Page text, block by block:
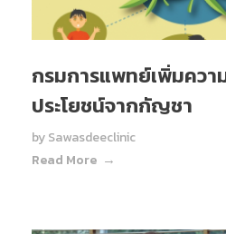
กรมการแพทย์เพิ่มควา
ประโยชน์จากกัญชา
bySawasdeeclinic
Read More